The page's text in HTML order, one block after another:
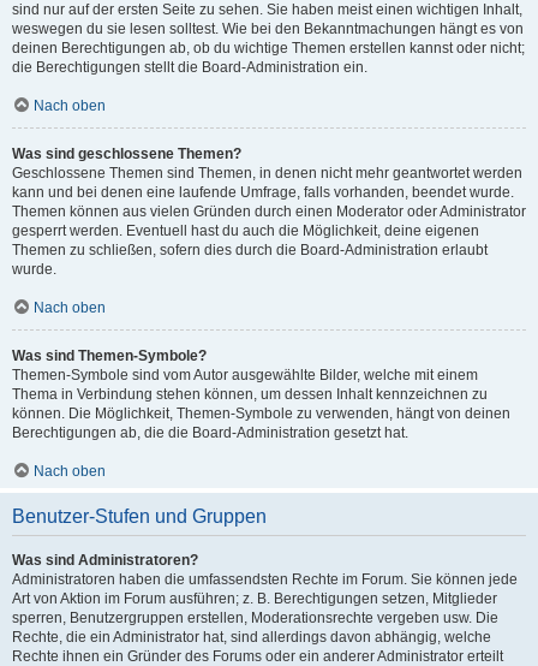
sind nur auf der ersten Seite zu sehen. Sie haben meist einen wichtigen Inhalt,
weswegen du sie lesen solltest. Wie bei den Bekanntmachungen hängt es von
deinen Berechtigungen ab, ob du wichtige Themen erstellen kannst oder nicht;
die Berechtigungen stellt die Board-Administration ein.
Nach oben
Was sind geschlossene Themen?
Geschlossene Themen sind Themen, in denen nicht mehr geantwortet werden
kann und bei denen eine laufende Umfrage, falls vorhanden, beendet wurde.
Themen können aus vielen Gründen durch einen Moderator oder Administrator
gesperrt werden. Eventuell hast du auch die Möglichkeit, deine eigenen
Themen zu schließen, sofern dies durch die Board-Administration erlaubt
wurde.
Nach oben
Was sind Themen-Symbole?
Themen-Symbole sind vom Autor ausgewählte Bilder, welche mit einem
Thema in Verbindung stehen können, um dessen Inhalt kennzeichnen zu
können. Die Möglichkeit, Themen-Symbole zu verwenden, hängt von deinen
Berechtigungen ab, die die Board-Administration gesetzt hat.
Nach oben
Benutzer-Stufen und Gruppen
Was sind Administratoren?
Administratoren haben die umfassendsten Rechte im Forum. Sie können jede
Art von Aktion im Forum ausführen; z. B. Berechtigungen setzen, Mitglieder
sperren, Benutzergruppen erstellen, Moderationsrechte vergeben usw. Die
Rechte, die ein Administrator hat, sind allerdings davon abhängig, welche
Rechte ihnen ein Gründer des Forums oder ein anderer Administrator erteilt